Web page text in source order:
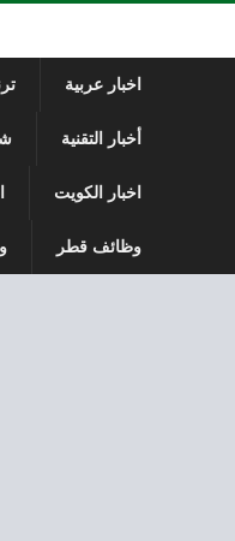
اخبار عربية
أخبار التقنية
اخبار الكويت
وظائف قطر